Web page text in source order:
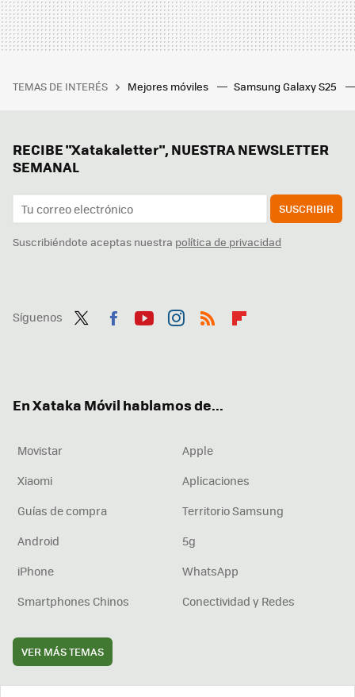
TEMAS DE INTERÉS Mejores móviles Samsung Galaxy S25
RECIBE "Xatakaletter", NUESTRA NEWSLETTER
SEMANAL
SUSCRIBIR
Suscribiéndote aceptas nuestra política de privacidad
Síguenos
En Xataka Móvil hablamos de...
Movistar
Apple
Xiaomi
Aplicaciones
Guías de compra
Territorio Samsung
Android
5g
iPhone
WhatsApp
Smartphones Chinos
Conectividad y Redes
VER MÁS TEMAS